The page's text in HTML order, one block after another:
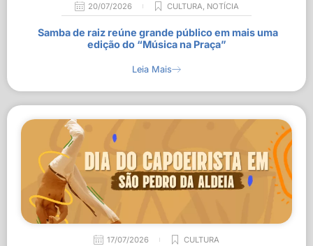
20/07/2026 CULTURA, NOTÍCIA
Samba de raiz reúne grande público em mais uma
edição do “Música na Praça”
Leia Mais
17/07/2026 CULTURA